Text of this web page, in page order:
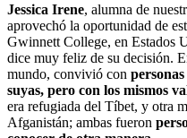
Jessica Irene, alumna de
aprovechó la oportunidad de
Gwinnett College, en Estados
dice muy feliz de su decisión.
mundo, convivió con
suyas, pero con los mismos
era refugiada del Tíbet, y otra
Afganistán; ambas fueron